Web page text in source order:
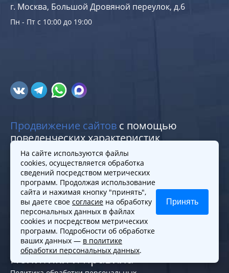
г. Москва, Большой Дровяной переулок, д.6
Пн - Пт с 10:00 до 19:00
Продвижение сайтов с помощью
поведенческих характеристик
Меню
Команда
Контакты
Карта сайта
Практики
Услуги для граждан
Услуги для бизнеса
Регистрация фирм
Юрист по семейным
делам
Политики и правила
На сайте используются файлы
cookies, осуществляется обработка
сведений посредством метрических
программ. Продолжая использование
сайта и нажимая кнопку "принять",
вы даете свое согласие на обработку
персональных данных в файлах
cookies и посредством метрических
программ. Подробности об обработке
ваших данных — в политике
обработки персональных данных.
Принять